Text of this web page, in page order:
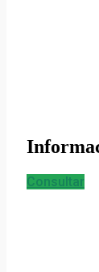
Consultar